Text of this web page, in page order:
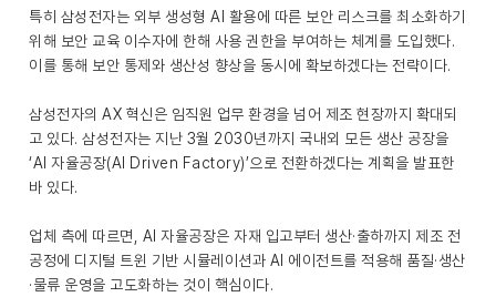
특히 삼성전자는 외부 생성형 AI 활용에 따른 보안 리스크를 최소화하기
위해 보안 교육 이수자에 한해 사용 권한을 부여하는 체계를 도입했다.
이를 통해 보안 통제와 생산성 향상을 동시에 확보하겠다는 전략이다.
삼성전자의 AX 혁신은 임직원 업무 환경을 넘어 제조 현장까지 확대되
고 있다. 삼성전자는 지난 3월 2030년까지 국내외 모든 생산 공장을
‘AI 자율공장(AI Driven Factory)’으로 전환하겠다는 계획을 발표한
바 있다.
업체 측에 따르면, AI 자율공장은 자재 입고부터 생산·출하까지 제조 전
공정에 디지털 트윈 기반 시뮬레이션과 AI 에이전트를 적용해 품질·생산
·물류 운영을 고도화하는 것이 핵심이다.